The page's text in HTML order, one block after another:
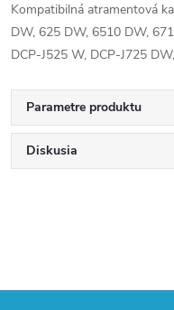
Kompatibilná atramentová
DW, 625 DW, 6510 DW,
DCP-J525 W, DCP-J725
Parametre produktu
Diskusia